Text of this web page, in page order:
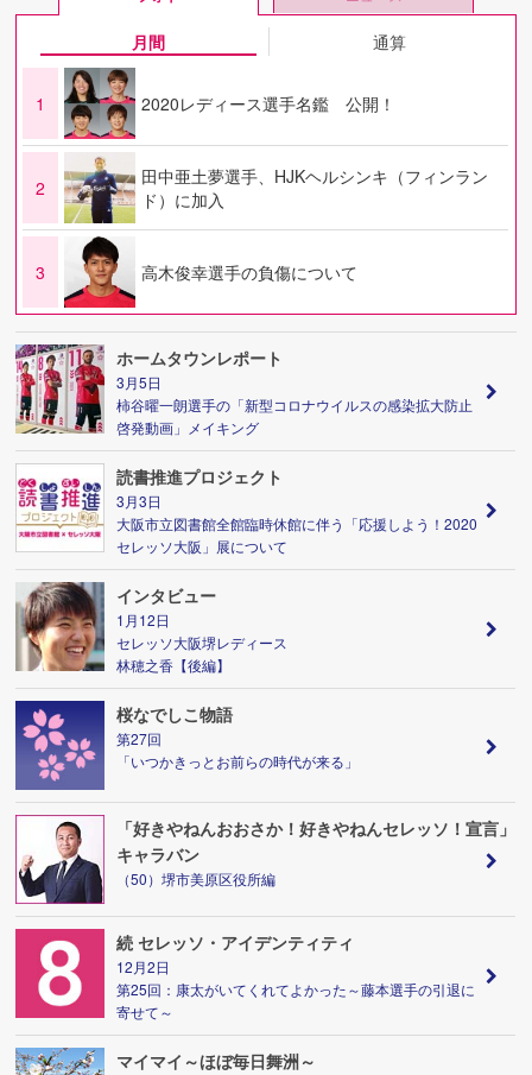
月間 通算
1 2020レディース選手名鑑 公開！
2
田中亜土夢選手、HJKヘルシンキ（フィンラン
ド）に加入
3 高木俊幸選手の負傷について
ホームタウンレポート
3月5日
柿谷曜一朗選手の「新型コロナウイルスの感染拡大防止
啓発動画」メイキング
読書推進プロジェクト
3月3日
大阪市立図書館全館臨時休館に伴う「応援しよう！2020
セレッソ大阪」展について
インタビュー
1月12日
セレッソ大阪堺レディース
林穂之香【後編】
桜なでしこ物語
第27回
「いつかきっとお前らの時代が来る」
「好きやねんおおさか！好きやねんセレッソ！宣言」
キャラバン
（50）堺市美原区役所編
続 セレッソ・アイデンティティ
12月2日
第25回：康太がいてくれてよかった～藤本選手の引退に
寄せて～
マイマイ～ほぼ毎日舞洲～